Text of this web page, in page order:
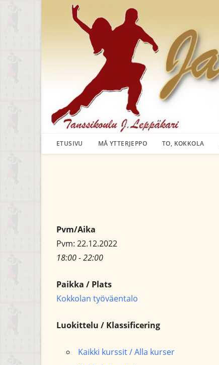
ETUSIVU MÅ YTTERJEPPO TO, KOKKOLA
Pvm/Aika
Pvm: 22.12.2022
18:00 - 22:00
Paikka / Plats
Kokkolan työväentalo
Luokittelu / Klassificering
Kaikki kurssit / Alla kurser